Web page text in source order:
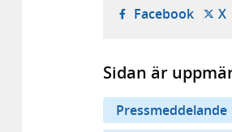
Facebook- X
Sidan är
Pressmeddelande